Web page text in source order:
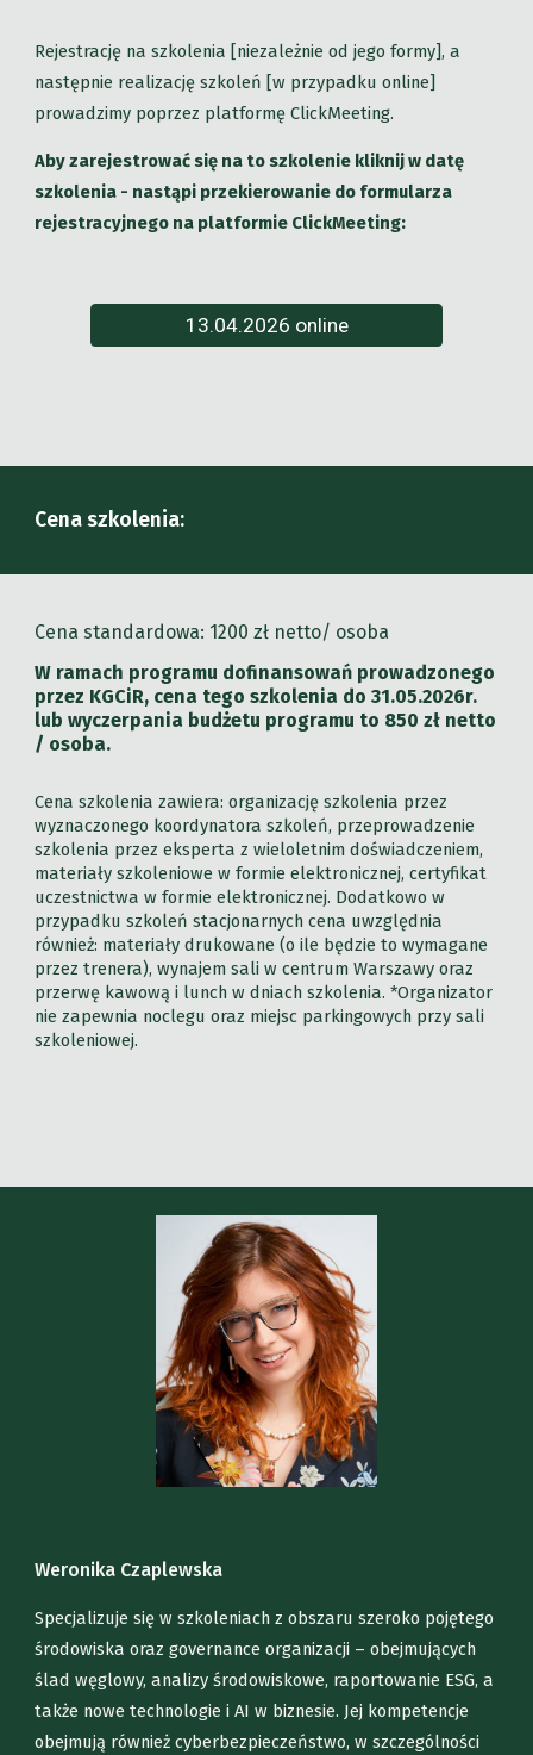
Rejestrację na szkolenia [niezależnie od jego formy], a
następnie realizację szkoleń [w przypadku online]
prowadzimy poprzez platformę ClickMeeting.
Aby zarejestrować się na to szkolenie kliknij w datę
szkolenia - nastąpi przekierowanie do formularza
rejestracyjnego na platformie ClickMeeting:
13.04.2026 online
Cena szkolenia:
Cena standardowa: 1200 zł netto/ osoba
W ramach programu dofinansowań prowadzonego
przez KGCiR, cena tego szkolenia do 31.05.2026r.
lub wyczerpania budżetu programu to 850 zł netto
/ osoba.
Cena szkolenia zawiera: organizację szkolenia przez
wyznaczonego koordynatora szkoleń, przeprowadzenie
szkolenia przez eksperta z wieloletnim doświadczeniem,
materiały szkoleniowe w formie elektronicznej, certyfikat
uczestnictwa w formie elektronicznej. Dodatkowo w
przypadku szkoleń stacjonarnych cena uwzględnia
również: materiały drukowane (o ile będzie to wymagane
przez trenera), wynajem sali w centrum Warszawy oraz
przerwę kawową i lunch w dniach szkolenia. *Organizator
nie zapewnia noclegu oraz miejsc parkingowych przy sali
szkoleniowej.
Weronika Czaplewska
Specjalizuje się w szkoleniach z obszaru szeroko pojętego
środowiska oraz governance organizacji – obejmujących
ślad węglowy, analizy środowiskowe, raportowanie ESG, a
także nowe technologie i AI w biznesie. Jej kompetencje
obejmują również cyberbezpieczeństwo, w szczególności